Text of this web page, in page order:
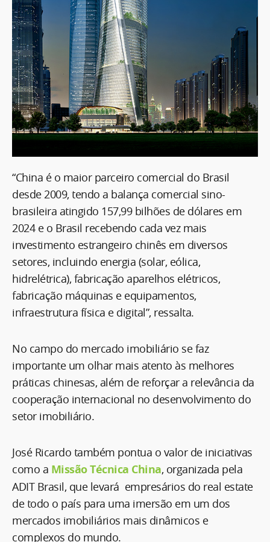
“China é o maior parceiro comercial do Brasil
desde 2009, tendo a balança comercial sino-
brasileira atingido 157,99 bilhões de dólares em
2024 e o Brasil recebendo cada vez mais
investimento estrangeiro chinês em diversos
setores, incluindo energia (solar, eólica,
hidrelétrica), fabricação aparelhos elétricos,
fabricação máquinas e equipamentos,
infraestrutura física e digital”, ressalta.
No campo do mercado imobiliário se faz
importante um olhar mais atento às melhores
práticas chinesas, além de reforçar a relevância da
cooperação internacional no desenvolvimento do
setor imobiliário.
José Ricardo também pontua o valor de iniciativas
como a Missão Técnica China, organizada pela
ADIT Brasil, que levará empresários do real estate
de todo o país para uma imersão em um dos
mercados imobiliários mais dinâmicos e
complexos do mundo.